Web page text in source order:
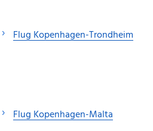
Flug Kopenhagen-Trondheim
Flug Kopenhagen-Malta